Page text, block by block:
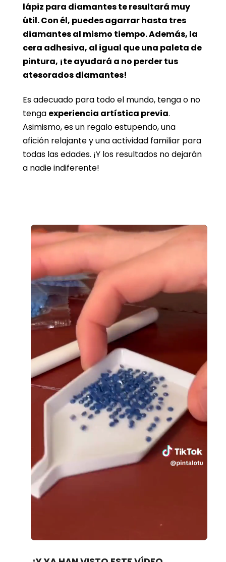
lápiz para diamantes te resultará muy
útil. Con él, puedes agarrar hasta tres
diamantes al mismo tiempo. Además, la
cera adhesiva, al igual que una paleta de
pintura, ¡te ayudará a no perder tus
atesorados diamantes!
Es adecuado para todo el mundo, tenga o no
tenga experiencia artística previa.
Asimismo, es un regalo estupendo, una
afición relajante y una actividad familiar para
todas las edades. ¡Y los resultados no dejarán
a nadie indiferente!
100.00%